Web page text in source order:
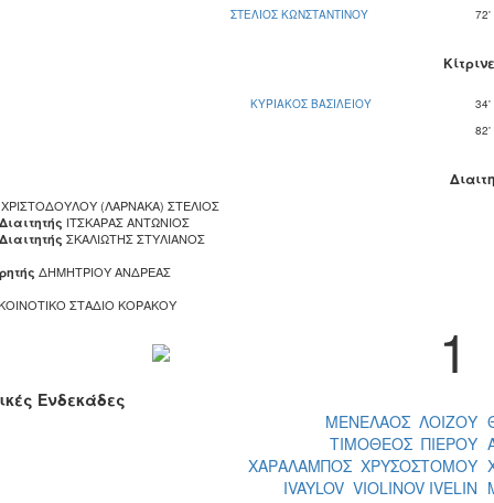
ΣΤΕΛΙΟΣ ΚΩΝΣΤΑΝΤΙΝΟΥ 72'
ΚΥΡΙΑΚΟΣ ΒΑΣΙΛΕΙΟΥ
34'
82'
(ΛΑΡΝΑΚΑ) ΣΤΕΛΙΟΣ
ΙΤΣΚΑΡΑΣ ΑΝΤΩΝΙΟΣ
ΣΚΑΛΙΩΤΗΣ ΣΤΥΛΙΑΝΟΣ
ΔΗΜΗΤΡΙΟΥ ΑΝΔΡΕΑΣ
ΣΤΑΔΙΟ ΚΟΡΑΚΟΥ
1
Ενδεκάδες
ΜΕΝΕΛΑΟΣ ΛΟΙΖΟΥ
ΤΙΜΟΘΕΟΣ ΠΙΕΡΟΥ
ΧΑΡΑΛΑΜΠΟΣ ΧΡΥΣΟΣΤΟΜΟΥ
IVAYLOV VIOLINOV IVELIN